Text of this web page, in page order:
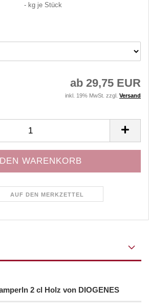
- kg je Stück
ab 29,75 EUR
inkl. 19% MwSt. zzgl. Versand
AUF DEN MERKZETTEL
2 cl Holz von DIOGENES